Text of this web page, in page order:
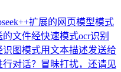
扩展的网页模型模式
文件经快速模式ocr识别
图模式用文本描述发送给
对话？冒昧打扰，还请见